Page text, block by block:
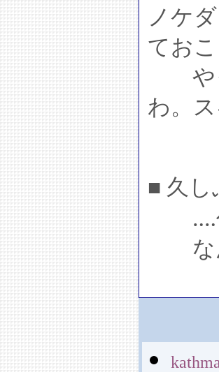
ノケ
てお
やっ
わ。
■ 久
‥‥
なん